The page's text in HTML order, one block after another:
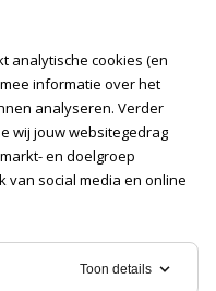
analytische cookies (en
informatie over het
analyseren. Verder
wij jouw websitegedrag
en doelgroep
van social media en online
Toon details